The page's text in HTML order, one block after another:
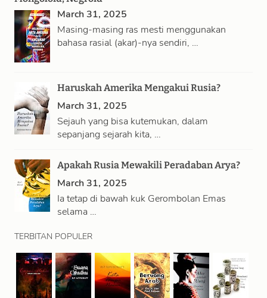
March 31, 2025
Masing-masing ras mesti menggunakan
bahasa rasial (akar)-nya sendiri, …
Haruskah Amerika Mengakui Rusia?
March 31, 2025
Sejauh yang bisa kutemukan, dalam
sepanjang sejarah kita, …
Apakah Rusia Mewakili Peradaban Arya?
March 31, 2025
Ia tetap di bawah kuk Gerombolan Emas
selama …
TERBITAN POPULER